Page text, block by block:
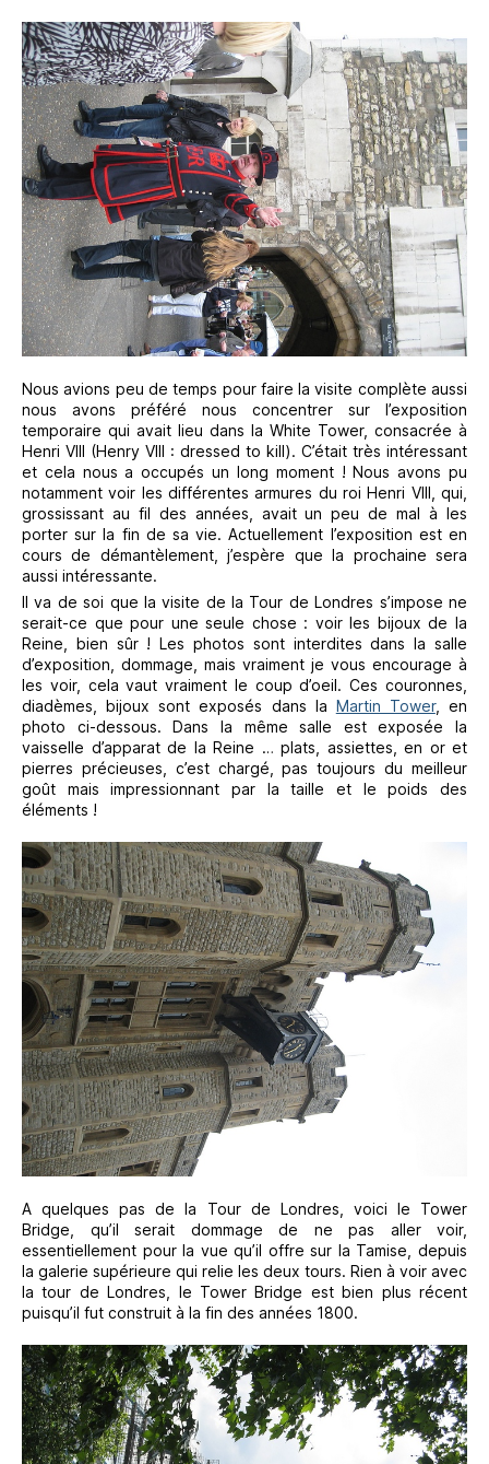
Nous avions peu de temps pour faire la visite complète aussi
nous avons préféré nous concentrer sur l’exposition
temporaire qui avait lieu dans la White Tower, consacrée à
Henri VIII (Henry VIII : dressed to kill). C’était très intéressant
et cela nous a occupés un long moment ! Nous avons pu
notamment voir les différentes armures du roi Henri VIII, qui,
grossissant au fil des années, avait un peu de mal à les
porter sur la fin de sa vie. Actuellement l’exposition est en
cours de démantèlement, j’espère que la prochaine sera
aussi intéressante.
Il va de soi que la visite de la Tour de Londres s’impose ne
serait-ce que pour une seule chose : voir les bijoux de la
Reine, bien sûr ! Les photos sont interdites dans la salle
d’exposition, dommage, mais vraiment je vous encourage à
les voir, cela vaut vraiment le coup d’oeil. Ces couronnes,
diadèmes, bijoux sont exposés dans la Martin Tower, en
photo ci-dessous. Dans la même salle est exposée la
vaisselle d’apparat de la Reine … plats, assiettes, en or et
pierres précieuses, c’est chargé, pas toujours du meilleur
goût mais impressionnant par la taille et le poids des
éléments !
A quelques pas de la Tour de Londres, voici le Tower
Bridge, qu’il serait dommage de ne pas aller voir,
essentiellement pour la vue qu’il offre sur la Tamise, depuis
la galerie supérieure qui relie les deux tours. Rien à voir avec
la tour de Londres, le Tower Bridge est bien plus récent
puisqu’il fut construit à la fin des années 1800.